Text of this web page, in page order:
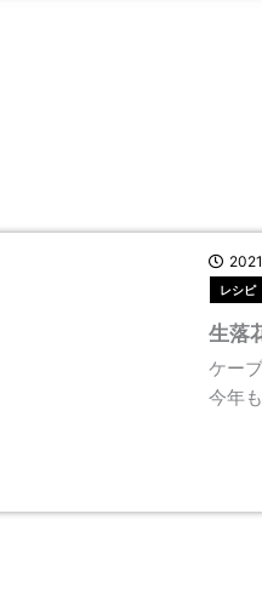
レシピ
生落
ケー
今年